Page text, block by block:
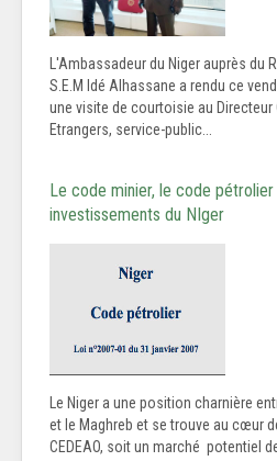
L'Ambassadeur du Niger auprès du
S.E.M Idé Alhassane a rendu ce
une visite de courtoisie au Directeur
Etrangers, service-public...
Le code minier, le code
investissements du NIger
Le Niger a une position charnière
et le Maghreb et se trouve au cœur
CEDEAO, soit un marché potentiel de